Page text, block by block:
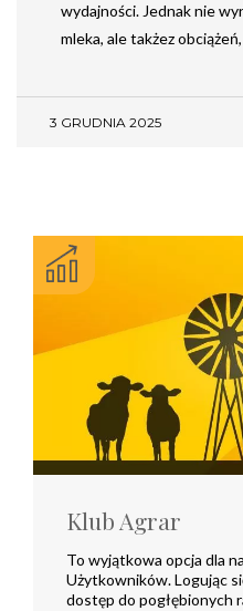
wydajności. Jednak nie
mleka, ale takżez
3 GRUDNIA 2025
Klub Agrar
To wyjątkowa opcja dla
Użytkowników. Logując
dostęp do pogłębionych